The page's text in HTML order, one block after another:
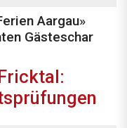
Aargau»
Gästeschar